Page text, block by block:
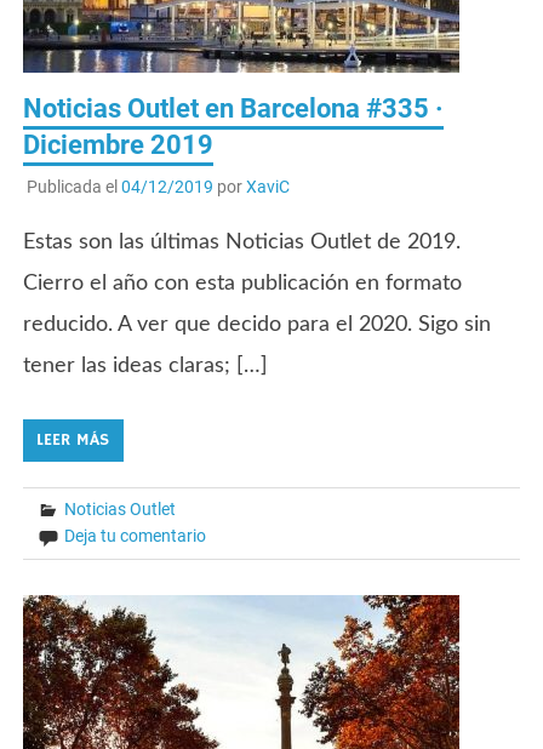
Noticias Outlet en Barcelona #335 ·
Diciembre 2019
Publicada el 04/12/2019 porXaviC
Estas son las últimas Noticias Outlet de 2019.
Cierro el año con esta publicación en formato
reducido. A ver que decido para el 2020. Sigo sin
tener las ideas claras; […]
LEER MÁS
Noticias Outlet
Deja tu comentario